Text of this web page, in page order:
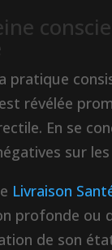
pratique
révélée
En se
sur
Livraison
profonde ou
de son